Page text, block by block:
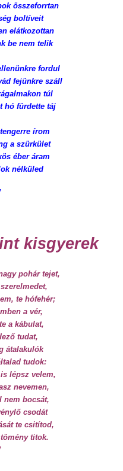
összeforrtan
boltíveit
elátkozottan
be nem telik
fordul
fejünkre száll
túl
hó fürdette táj
írom
a szürkület
éber áram
nélküled
kisgyerek
pohár tejet,
te hófehér;
a vér,
a kábulat,
tudat,
átalakulók
tudok:
lépsz velem,
nevemen,
nem bocsát,
csodát
te csitítod,
titok.